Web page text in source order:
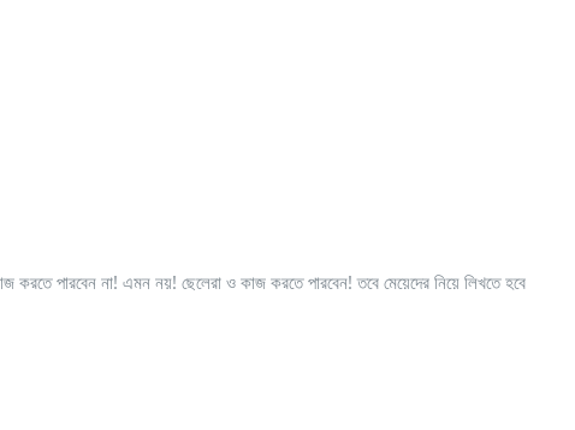
পারবেন না! এমন নয়! ছেলেরা ও কাজ করতে পারবেন! তবে মেয়েদের নিয়ে লিখতে হবে